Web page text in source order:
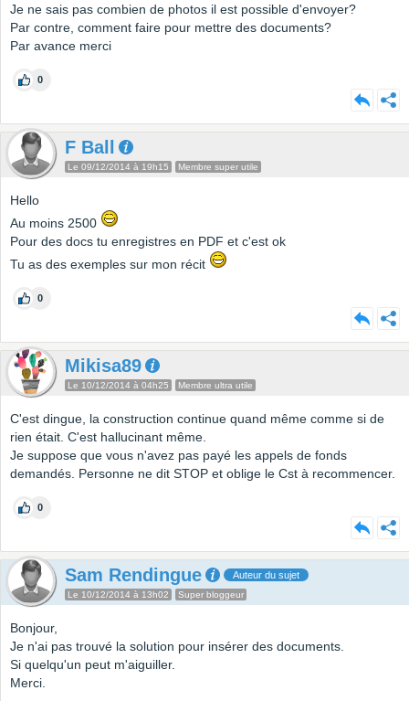
Je ne sais pas combien de photos il est possible d'envoyer?
Par contre, comment faire pour mettre des documents?
Par avance merci
0
F Ball
Le 09/12/2014 à 19h15 Membre super utile
Hello
Au moins 2500
Pour des docs tu enregistres en PDF et c'est ok
Tu as des exemples sur mon récit
0
Mikisa89
Le 10/12/2014 à 04h25 Membre ultra utile
C'est dingue, la construction continue quand même comme si de
rien était. C'est hallucinant même.
Je suppose que vous n'avez pas payé les appels de fonds
demandés. Personne ne dit STOP et oblige le Cst à recommencer.
0
Sam Rendingue Auteur du sujet
Le 10/12/2014 à 13h02 Super bloggeur
Bonjour,
Je n'ai pas trouvé la solution pour insérer des documents.
Si quelqu'un peut m'aiguiller.
Merci.